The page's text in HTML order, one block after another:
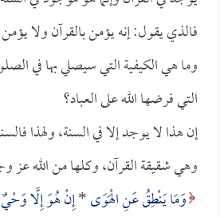
فالذي يقول: إنه يؤمن بالقرآن ولا
وما هي الكيفية التي سيصلي بها في
التي فرضها الله على العباد؟
إن هذا لا يوجد إلا في السنة، ولهذا
وهي شقيقة القرآن، وكلها من الله
وَمَا يَنْطِقُ عَنِ الْهَوَى*إِنْ هُوَ إِلَّا